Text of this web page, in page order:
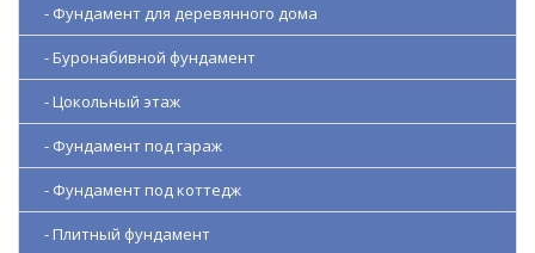
- Фундамент для деревянного дома
- Буронабивной фундамент
- Цокольный этаж
- Фундамент под гараж
- Фундамент под коттедж
- Плитный фундамент